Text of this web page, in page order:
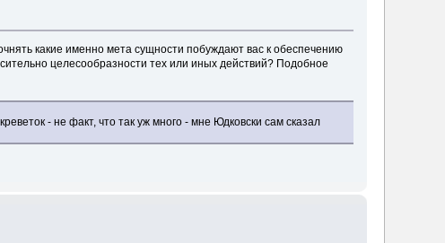
какие именно мета сущности побуждают вас к обеспечению
целесообразности тех или иных действий? Подобное
- не факт, что так уж много - мне Юдковски сам сказал